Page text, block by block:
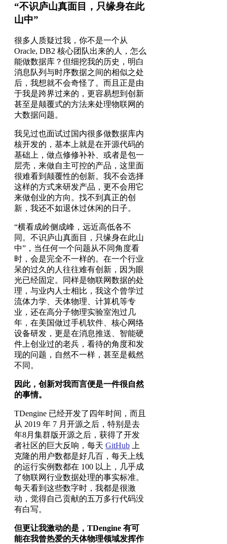
“不识庐山真面目，只缘身在此
山中”
很多人质疑过我，你不是一个从
Oracle, DB2 核心团队出来的人，怎么
能做数据库？但细挖我的历史，明白
消息队列与时序数据之间的相似之处
后，我想就不会奇怪了。而且正是由
于我是跨界过来的，更容易想到创新
甚至是颠覆式的方法来处理物联网的
大数据问题。
我见过也面试过国内很多做数据库内
核开发的，基本上就是在开源代码的
基础上，做点修修补补、或者是包一
层壳，来做自主可控的产品，这里面
很难看到颠覆性的创新。我不会选择
这样的方式来研发产品，更不会用它
来做创业的方向。找不到真正的创
新，我还不如退休过休闲的日子。
“横看成岭侧成峰，远近高低各不
同。不识庐山真面目，只缘身在此山
中”，当任何一个问题从不同角度看
时，会是完全不一样的。在一个行业
呆的过久的人往往难有创新，因为眼
光已经固定。同样是物联网数据的处
理，与业内人士相比，我这个曾学过
流体力学、天体物理、计算机等专
业，还在高分子物理实验室泡过几
年，在美国做过手机软件、核心网络
设备研发，更是在消息推送、智能硬
件上创业过的老兵，看待的角度和发
现的问题，自然不一样，甚至是截然
不同。
因此，创新对我而言便是一件很自然
的事情。
TDengine 已经开发了四年时间，而且
从 2019 年 7 月开源之后，特别是去
年8月集群版开源之后，获得了开发
者社区的巨大反响，每天 GitHub 上
克隆的用户数都是好几百，每天上线
的运行实例数都在 100 以上，几乎成
了物联网行业数据处理的事实标准。
每天看到这些数字时，我都是很激
动，觉得自己贡献的五万多行代码没
有白写。
但更让我激动的是，TDengine 有可
能在我曾热爱的天体物理领域发挥作